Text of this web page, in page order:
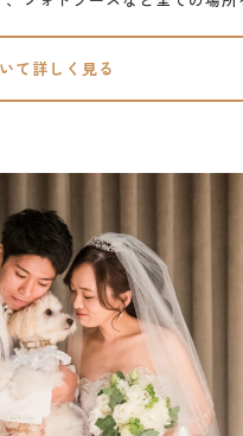
て詳しく見る